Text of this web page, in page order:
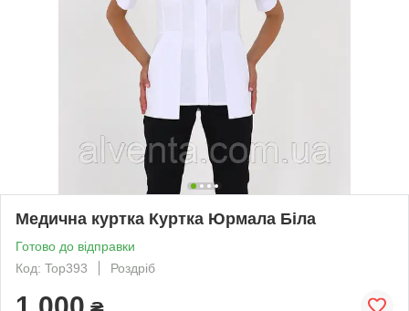
Медична куртка Куртка Юрмала Біла
Готово до відправки
Код: Top393
Роздріб